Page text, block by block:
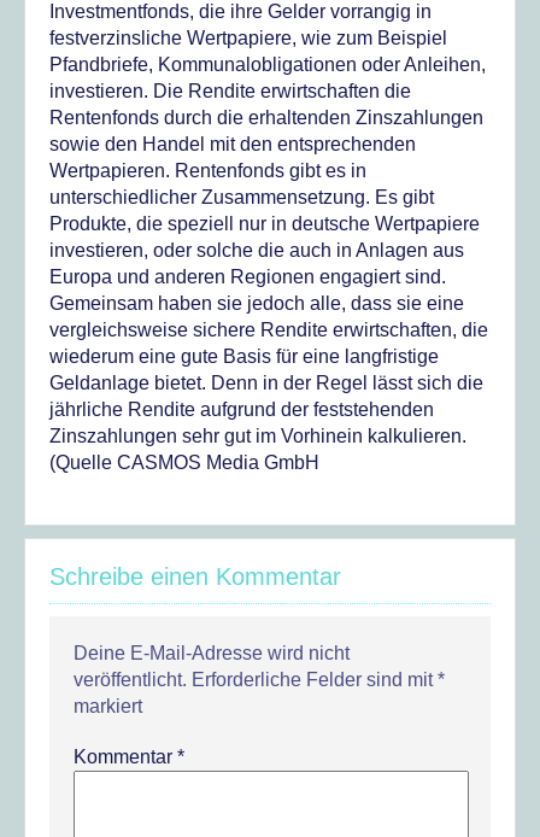
Investmentfonds, die ihre Gelder vorrangig in
festverzinsliche Wertpapiere, wie zum Beispiel
Pfandbriefe, Kommunalobligationen oder Anleihen,
investieren. Die Rendite erwirtschaften die
Rentenfonds durch die erhaltenden Zinszahlungen
sowie den Handel mit den entsprechenden
Wertpapieren. Rentenfonds gibt es in
unterschiedlicher Zusammensetzung. Es gibt
Produkte, die speziell nur in deutsche Wertpapiere
investieren, oder solche die auch in Anlagen aus
Europa und anderen Regionen engagiert sind.
Gemeinsam haben sie jedoch alle, dass sie eine
vergleichsweise sichere Rendite erwirtschaften, die
wiederum eine gute Basis für eine langfristige
Geldanlage bietet. Denn in der Regel lässt sich die
jährliche Rendite aufgrund der feststehenden
Zinszahlungen sehr gut im Vorhinein kalkulieren.
(Quelle CASMOS Media GmbH
Schreibe einen Kommentar
Deine E-Mail-Adresse wird nicht
veröffentlicht. Erforderliche Felder sind mit*
markiert
Kommentar *